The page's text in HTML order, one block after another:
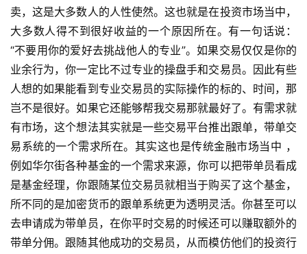
卖，这是大多数人的人性使然。这也就是在投资市场当中，
大多数人得不到很好收益的一个原因所在。有一句话说：
“不要用你的爱好去挑战他人的专业”。如果交易仅仅是你的
业余行为，你一定比不过专业的操盘手和交易员。因此有些
人想的如果能看到专业交易员的实际操作的标的、时间，那
岂不是很好。如果它还能够帮我交易那就最好了。有需求就
有市场，这个想法其实就是一些交易平台推出跟单，带单交
易系统的一个需求所在。其实这也是传统金融市场当中 ，
例如华尔街各种基金的一个需求来源，你可以把带单员看成
是基金经理，你跟随某位交易员就相当于购买了这个基金，
所不同的是加密货币的跟单系统更为透明灵活。你甚至可以
去申请成为带单员，在你平时交易的时候还可以赚取额外的
带单分佣。跟随其他成功的交易员，从而模仿他们的投资行